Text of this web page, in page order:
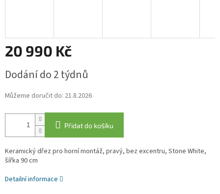
20 990 Kč
cena:
Dodání do 2 týdnů
Můžeme doručit do: 21.8.2026
Přidat do košíku
Keramický dřez pro horní montáž, pravý, bez excentru, Stone White,
šířka 90 cm
Detailní informace